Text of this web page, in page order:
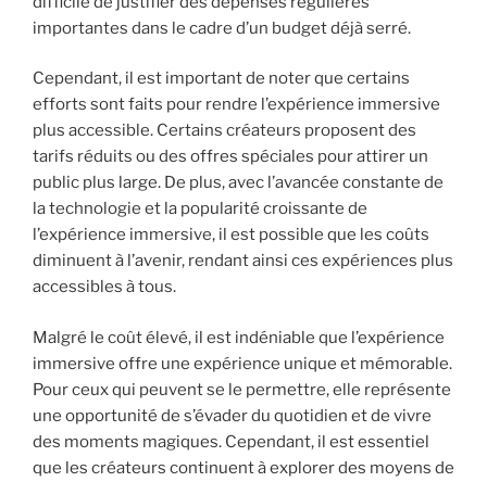
importantes dans le cadre d’un budget déjà serré.
Cependant, il est important de noter que certains
efforts sont faits pour rendre l’expérience immersive
plus accessible. Certains créateurs proposent des
tarifs réduits ou des offres spéciales pour attirer un
public plus large. De plus, avec l’avancée constante de
la technologie et la popularité croissante de
l’expérience immersive, il est possible que les coûts
diminuent à l’avenir, rendant ainsi ces expériences plus
accessibles à tous.
Malgré le coût élevé, il est indéniable que l’expérience
immersive offre une expérience unique et mémorable.
Pour ceux qui peuvent se le permettre, elle représente
une opportunité de s’évader du quotidien et de vivre
des moments magiques. Cependant, il est essentiel
que les créateurs continuent à explorer des moyens de